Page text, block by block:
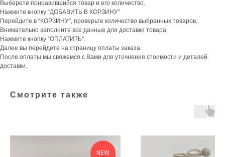
Выберете понравившийся товар и его количество.
Нажмите кнопку “ДОБАВИТЬ В КОРЗИНУ”
Перейдите в “КОРЗИНУ”, проверьте количество выбранных товаров.
Внимательно заполните все данные для доставки товара.
Нажмите кнопку “ОПЛАТИТЬ”.
Далее вы перейдете на страницу оплаты заказа.
После оплаты мы свяжемся с Вами для уточнения стоимости и деталей
доставки.
Смотрите также
NEW